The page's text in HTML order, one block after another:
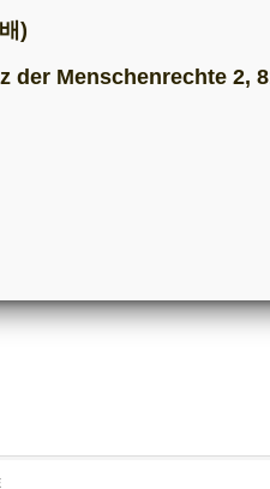
일 부터)
시)
)
der Menschenrechte 2,